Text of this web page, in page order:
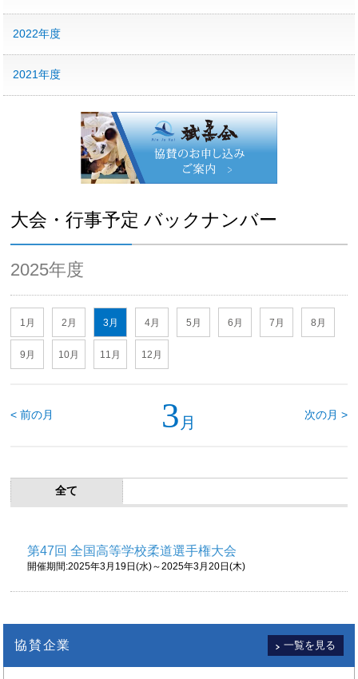
2022年度
2021年度
大会・行事予定 バックナンバー
2025年度
1月 2月 3月 4月 5月 6月 7月 8月
9月 10月 11月 12月
< 前の月 3 月 次の月 >
全て
第47回 全国高等学校柔道選手権大会
開催期間:2025年3月19日(水)～2025年3月20日(木)
協賛企業 一覧を見る